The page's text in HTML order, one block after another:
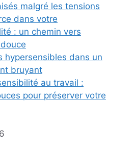
malgré les tensions
dans votre
: un chemin vers
hypersensibles dans un
bruyant
au travail :
pour préserver votre